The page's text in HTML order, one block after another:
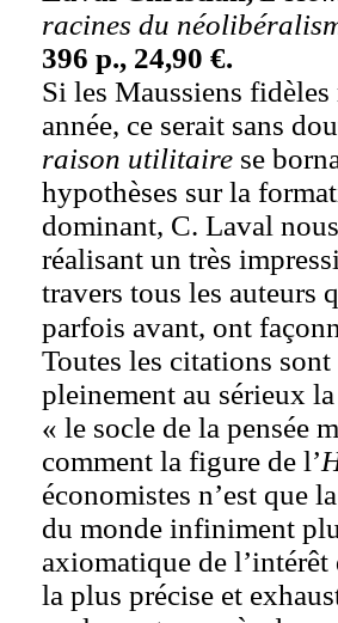
racines du
396 p., 24,90 €.
Si les Maussiens
année, ce serait sans
raison utilitaire se
hypothèses sur la
dominant, C. Laval
réalisant un très
travers tous les auteurs
parfois avant, ont
Toutes les citations
pleinement au sérieux
« le socle de la pensée
comment la figure de l’
économistes n’est que
du monde infiniment
axiomatique de
la plus précise et